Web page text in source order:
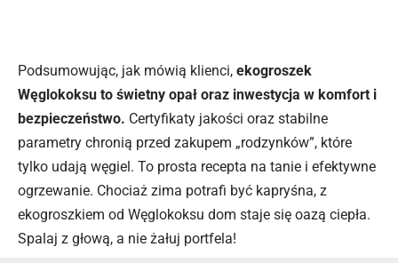
Podsumowując, jak mówią klienci, ekogroszek
Węglokoksu to świetny opał oraz inwestycja w komfort i
bezpieczeństwo. Certyfikaty jakości oraz stabilne
parametry chronią przed zakupem „rodzynków”, które
tylko udają węgiel. To prosta recepta na tanie i efektywne
ogrzewanie. Chociaż zima potrafi być kapryśna, z
ekogroszkiem od Węglokoksu dom staje się oazą ciepła.
Spalaj z głową, a nie żałuj portfela!